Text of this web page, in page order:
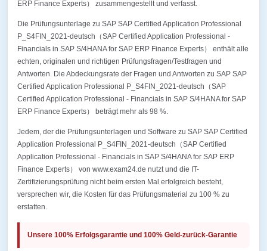
ERP Finance Experts） zusammengestellt und verfasst.
Die Prüfungsunterlage zu SAP SAP Certified Application Professional
P_S4FIN_2021-deutsch（SAP Certified Application Professional -
Financials in SAP S/4HANA for SAP ERP Finance Experts） enthält alle
echten, originalen und richtigen Prüfungsfragen/Testfragen und
Antworten. Die Abdeckungsrate der Fragen und Antworten zu SAP SAP
Certified Application Professional P_S4FIN_2021-deutsch（SAP
Certified Application Professional - Financials in SAP S/4HANA for SAP
ERP Finance Experts） beträgt mehr als 98 %.
Jedem, der die Prüfungsunterlagen und Software zu SAP SAP Certified
Application Professional P_S4FIN_2021-deutsch（SAP Certified
Application Professional - Financials in SAP S/4HANA for SAP ERP
Finance Experts） von www.exam24.de nutzt und die IT-
Zertifizierungsprüfung nicht beim ersten Mal erfolgreich besteht,
versprechen wir, die Kosten für das Prüfungsmaterial zu 100 % zu
erstatten.
Unsere 100% Erfolgsgarantie und 100% Geld-zurück-Garantie